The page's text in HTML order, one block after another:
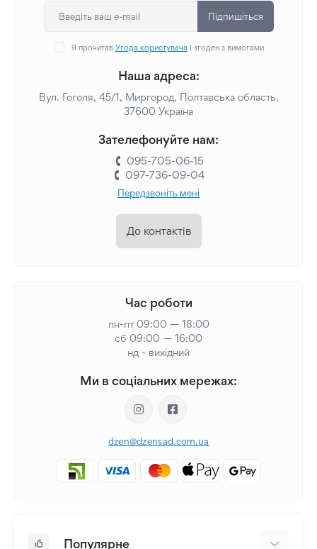
Підпишіться
Я прочитав Угода користувача і згоден з вимогами
Наша адреса:
Вул. Гоголя, 45/1, Миргород, Полтавська область,
37600 Україна
Зателефонуйте нам:
095-705-06-15
097-736-09-04
Передзвоніть мені
До контактів
Час роботи
пн-пт 09:00 — 18:00
сб 09:00 — 16:00
нд - вихідний
Ми в соціальних мережах:
dzen@dzensad.com.ua
Популярне